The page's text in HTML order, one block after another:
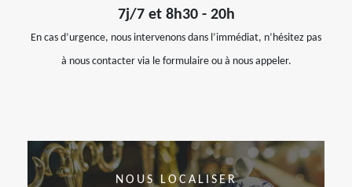
7j/7 et 8h30 - 20h
En cas d’urgence, nous intervenons dans l’immédiat, n’hésitez pas
à nous contacter via le formulaire ou à nous appeler.
NOUS LOCALISER